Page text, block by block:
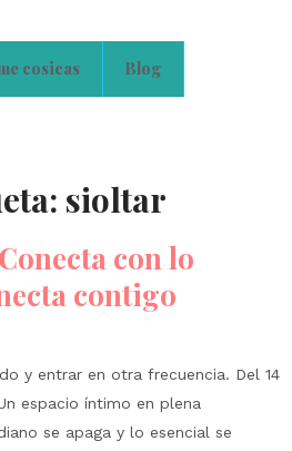
cosicas Blog
sioltar
con lo
contigo
y entrar en otra frecuencia. Del 14
espacio íntimo en plena
se apaga y lo esencial se